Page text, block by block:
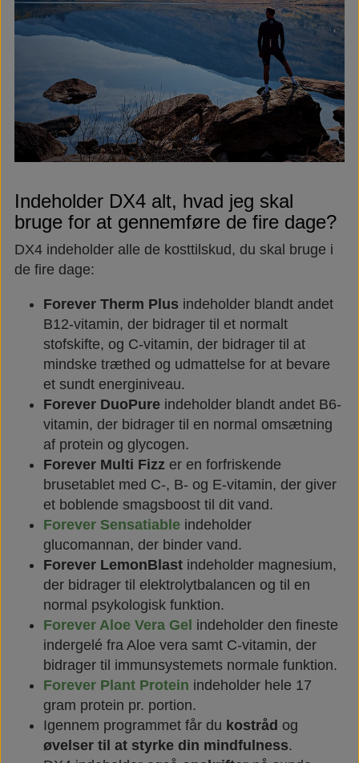
Indeholder DX4 alt, hvad jeg skal
bruge for at gennemføre de fire dage?
DX4 indeholder alle de kosttilskud, du skal bruge i
de fire dage:
Forever Therm Plus indeholder blandt andet
B12-vitamin, der bidrager til et normalt
stofskifte, og C-vitamin, der bidrager til at
mindske træthed og udmattelse for at bevare
et sundt energiniveau.
Forever DuoPure indeholder blandt andet B6-
vitamin, der bidrager til en normal omsætning
af protein og glycogen.
Forever Multi Fizz er en forfriskende
brusetablet med C-, B- og E-vitamin, der giver
et boblende smagsboost til dit vand.
Forever Sensatiable indeholder
glucomannan, der binder vand.
Forever LemonBlast indeholder magnesium,
der bidrager til elektrolytbalancen og til en
normal psykologisk funktion.
Forever Aloe Vera Gel indeholder den fineste
indergelé fra Aloe vera samt C-vitamin, der
bidrager til immunsystemets normale funktion.
Forever Plant Protein indeholder hele 17
gram protein pr. portion.
Igennem programmet får du kostråd og
øvelser til at styrke din mindfulness.